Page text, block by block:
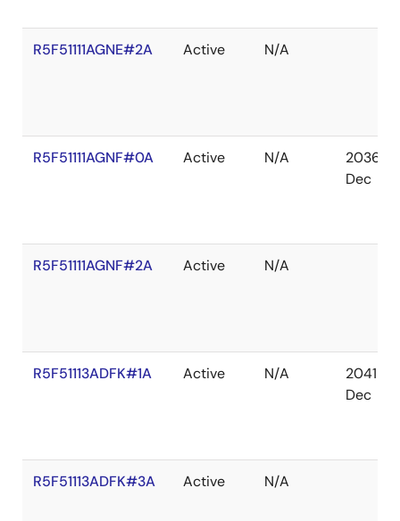
R5F51111AGNE#2A Active N/A
R5F51111AGNF#0A Active N/A
2036
Dec
R5F51111AGNF#2A Active N/A
R5F51113ADFK#1A Active N/A
2041
Dec
R5F51113ADFK#3A Active N/A